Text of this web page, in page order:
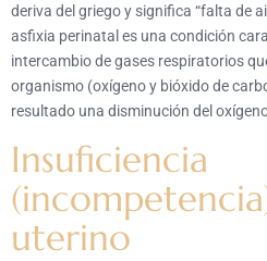
deriva del griego y significa “falta de
asfixia perinatal es una condición
intercambio de gases respiratorios
organismo (oxígeno y bióxido de
resultado una disminución del
Insuficiencia
uterino